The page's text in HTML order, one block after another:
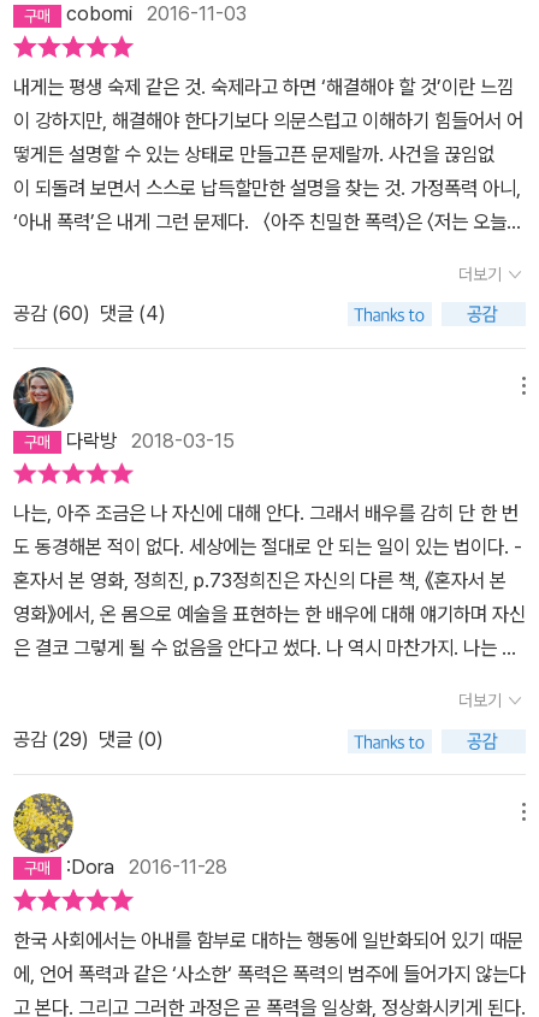
cobomi 2016-11-03
내게는 평생 숙제 같은 것. 숙제라고 하면 ‘해결해야 할 것’이란 느낌
이 강하지만, 해결해야 한다기보다 의문스럽고 이해하기 힘들어서 어
떻게든 설명할 수 있는 상태로 만들고픈 문제랄까. 사건을 끊임없
이 되돌려 보면서 스스로 납득할만한 설명을 찾는 것. 가정폭력 아니,
‘아내 폭력’은 내게 그런 문제다. 〈아주 친밀한 폭력〉은 〈저는 오늘
고 구입했다. 〈저는 오늘 꽃을 받았어요〉는 예전에 구입해 놓고 읽을
용기가 나지 않아서 얼마 전(불과 1~2개월 전) 중고로 팔아버렸는데,
같은 책을 제목이 바뀐 줄 모르고 산 것이다. 이건 읽어야 할 책인가
보다 싶어서 펼쳐 들었다. 읽는 내내 심장이 격하게 뛰었다. 책 속에
등장하는 ‘폭력 남편’들의 인터뷰. 워딩 하나하나가 어쩜 그렇게 우리
아버지가 하는 말 같지? 설마 우리 아버지도 인터뷰에 참여했던 건가
의심할 정도로 익숙하고, 한 걸음 떨어져 글로 읽는데도 직접 듣고 있
는 것처럼 거북했다. 그 말들을 숱하게 들으며 자랐지만 내겐 그걸 분
석할 능력이 없었으니(있었다 해도 크게 다른 삶을 살았을 것 같진 않
지만) 안타깝다. 나는 ‘아내 폭력’이 다반사로 이뤄지는 가정에서 자
랐다. 어린 시절의(지금도 결혼 전의) ‘가족’, ‘가정’, ‘집’을 생각하면
기쁘고 즐거웠던 기억이 거의 없다. 숨기고 싶고 혼자(우리 가족만이)
감당해야만 하는 것이었다. 내 기억이 잘못된 걸까? 내가 너무 부정
적인가? 우울한가? 다시 되짚어 봐도 좋았던 기억이 별로 없다. 선택
는(‘기가 빨리는’) 느낌, 무기력한 곳이었다. 아버지를 죽이고 싶었던
적도 많고, 아버지가 빨리 죽었으면 좋겠다고 기도한 적도 많고, 그런
생각을 했다는 데에 죄책감을 느낀 적도 많다. 부모님의 불화, 집에서
일어나는 일들은 내가 성인이 될 때까지(그 이후로도 꽤 오랫동안) 다
른 사람에게 말하지 못했다. 나는 그런 집에서 자랐다는 사실이 부끄
러워서(왜? 무엇이?), 남들이 나를 이상하게, 하찮게, 가엾게 여길까
봐 아무에게도 말할 수 없었다. 부모님이 이혼하기를 간절히 바랐지
더보기
공감 (60) 댓글 (4)
다락방 2018-03-15
나는, 아주 조금은 나 자신에 대해 안다. 그래서 배우를 감히 단 한 번
도 동경해본 적이 없다. 세상에는 절대로 안 되는 일이 있는 법이다. -
혼자서 본 영화, 정희진, p.73정희진은 자신의 다른 책, 《혼자서 본
영화》에서, 온 몸으로 예술을 표현하는 한 배우에 대해 얘기하며 자신
은 결코 그렇게 될 수 없음을 안다고 썼다. 나 역시 마찬가지. 나는 감
책을 읽으면서 몇 번이나 '아, 세상에 절대로 안되는 일이 있다면 그것
은 내가 정희진처럼 글을 쓰는 일이겠구나' 싶었다. 이 논문에서 그녀
는 계속해서 자신을 검열한다. 내가 혹시 '연구자'인 나의 입장으로 선
악을 가르려고하진 않았나, 일방적으로 누군가의 편을 들지 않나, 증
언자에게 내 생각을 강요하는 건 아닌가, 반복해서 고통을 듣다 보니
고통에 무뎌지는 건 아닌가, 를 끝없이 스스로에게 묻는 것이다. '논
문'이며 '연구서'여도 일단 쓰는 사람이 '나'인 이상, 나의 생각과 주관
경험 느낌 사상등이 반영되지 않을 수 없을텐데, 그걸 미리 인지하고
그러지 않으려고 최선을 다하는 것이 너무 인상적이었던 거다. 사람
더보기
공감 (29) 댓글 (0)
:Dora 2016-11-28
한국 사회에서는 아내를 함부로 대하는 행동에 일반화되어 있기 때문
에, 언어 폭력과 같은 ‘사소한‘ 폭력은 폭력의 범주에 들어가지 않는다
고 본다. 그리고 그러한 과정은 곧 폭력을 일상화, 정상화시키게 된다.